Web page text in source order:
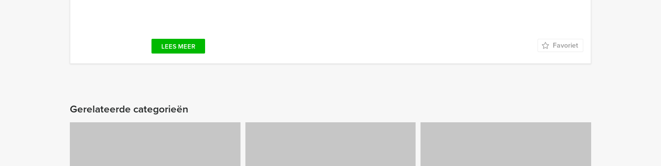
LEES MEER Favoriet
Gerelateerde categorieën